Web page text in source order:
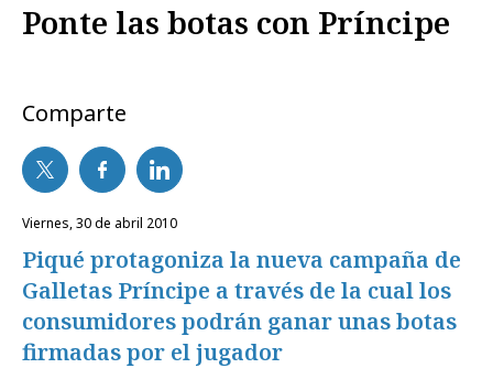
Ponte las botas con Príncipe
Comparte
viernes, 30 de abril 2010
Piqué protagoniza la nueva campaña de
Galletas Príncipe a través de la cual los
consumidores podrán ganar unas botas
firmadas por el jugador